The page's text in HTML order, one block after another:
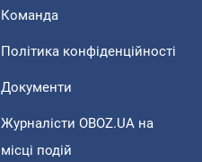
Команда
Політика конфіденційності
Документи
Журналісти OBOZ.UA на
місці подій